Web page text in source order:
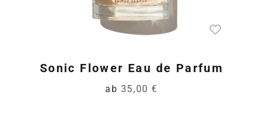
Sonic Flower Eau de Parfum
ab 35,00 €